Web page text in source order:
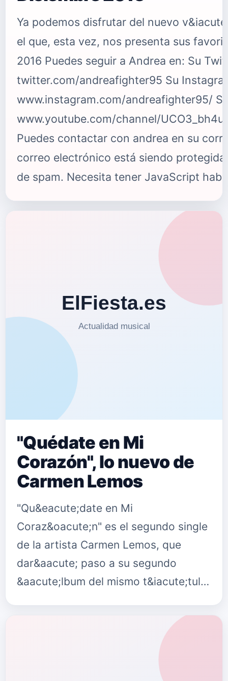
Ya podemos disfrutar del nuevo
el que, esta vez, nos presenta sus
2016 Puedes seguir a Andrea en: Su
twitter.com/andreafighter95 Su
www.instagram.com/andreafighter95/
www.youtube.com/channel/
Puedes contactar con andrea en su
correo electrónico está siendo
de spam. Necesita tener JavaScript
"Quédate en Mi
Corazón", lo nuevo de
Carmen Lemos
"Qu&eacute;date en Mi
Coraz&oacute;n" es el segundo single
de la artista Carmen Lemos, que
dar&aacute; paso a su segundo
&aacute;lbum del mismo t&iacute;tulo
pr&oacute;ximo 3 de febrero en